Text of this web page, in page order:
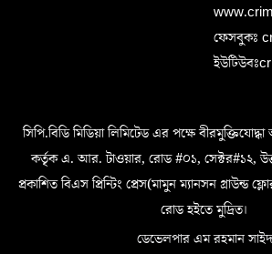
ফেসবুকঃ
সিপি.বিডি মিডিয়া লিমিটেড এর পক্ষে
কর্তৃক এ. আর. টাওয়ার, রোড #০১, সেক্টর#১২,
প্রকাশিত বিএস প্রিন্টিং প্রেস(মামুন ম্যানসন গ্রাউন্ড
রোড হইতে মুদ্রিত।
ডেভেলপার এম রহমান সাইদ